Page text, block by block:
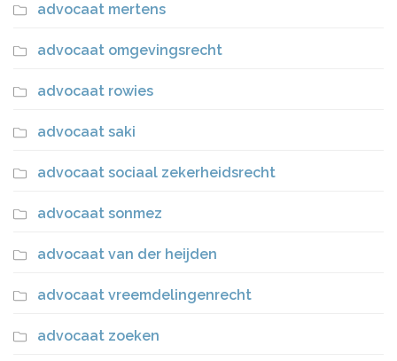
advocaat mertens
advocaat omgevingsrecht
advocaat rowies
advocaat saki
advocaat sociaal zekerheidsrecht
advocaat sonmez
advocaat van der heijden
advocaat vreemdelingenrecht
advocaat zoeken